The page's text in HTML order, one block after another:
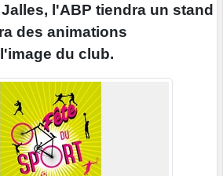
l'ABP tiendra un stand
des animations
du club.